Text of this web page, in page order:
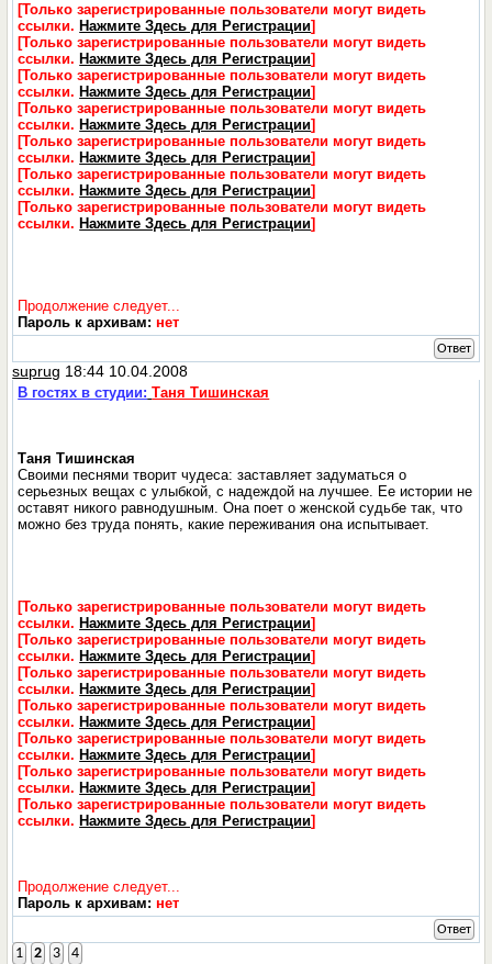
[Только зарегистрированные пользователи могут видеть
ссылки. Нажмите Здесь для Регистрации]
[Только зарегистрированные пользователи могут видеть
ссылки. Нажмите Здесь для Регистрации]
[Только зарегистрированные пользователи могут видеть
ссылки. Нажмите Здесь для Регистрации]
[Только зарегистрированные пользователи могут видеть
ссылки. Нажмите Здесь для Регистрации]
[Только зарегистрированные пользователи могут видеть
ссылки. Нажмите Здесь для Регистрации]
[Только зарегистрированные пользователи могут видеть
ссылки. Нажмите Здесь для Регистрации]
[Только зарегистрированные пользователи могут видеть
ссылки. Нажмите Здесь для Регистрации]
Продолжение следует...
Пароль к архивам:нет
Ответ
suprug 18:44 10.04.2008
В гостях в студии: Таня Тишинская
Таня Тишинская
Своими песнями творит чудеса: заставляет задуматься о
серьезных вещах с улыбкой, с надеждой на лучшее. Ее истории не
оставят никого равнодушным. Она поет о женской судьбе так, что
можно без труда понять, какие переживания она испытывает.
[Только зарегистрированные пользователи могут видеть
ссылки. Нажмите Здесь для Регистрации]
[Только зарегистрированные пользователи могут видеть
ссылки. Нажмите Здесь для Регистрации]
[Только зарегистрированные пользователи могут видеть
ссылки. Нажмите Здесь для Регистрации]
[Только зарегистрированные пользователи могут видеть
ссылки. Нажмите Здесь для Регистрации]
[Только зарегистрированные пользователи могут видеть
ссылки. Нажмите Здесь для Регистрации]
[Только зарегистрированные пользователи могут видеть
ссылки. Нажмите Здесь для Регистрации]
[Только зарегистрированные пользователи могут видеть
ссылки. Нажмите Здесь для Регистрации]
Продолжение следует...
Пароль к архивам:нет
Ответ
1 2 3 4